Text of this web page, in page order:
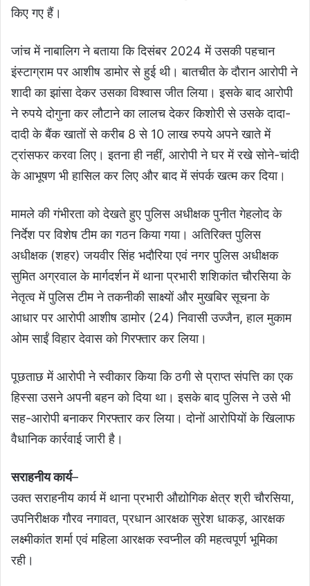
किए गए हैं।
जांच में नाबालिग ने बताया कि दिसंबर 2024 में उसकी पहचान
इंस्टाग्राम पर आशीष डामोर से हुई थी। बातचीत के दौरान आरोपी ने
शादी का झांसा देकर उसका विश्वास जीत लिया। इसके बाद आरोपी
ने रुपये दोगुना कर लौटाने का लालच देकर किशोरी से उसके दादा-
दादी के बैंक खातों से करीब 8 से 10 लाख रुपये अपने खाते में
ट्रांसफर करवा लिए। इतना ही नहीं, आरोपी ने घर में रखे सोने-चांदी
के आभूषण भी हासिल कर लिए और बाद में संपर्क खत्म कर दिया।
मामले की गंभीरता को देखते हुए पुलिस अधीक्षक पुनीत गेहलोद के
निर्देश पर विशेष टीम का गठन किया गया। अतिरिक्त पुलिस
अधीक्षक (शहर) जयवीर सिंह भदौरिया एवं नगर पुलिस अधीक्षक
सुमित अग्रवाल के मार्गदर्शन में थाना प्रभारी शशिकांत चौरसिया के
नेतृत्व में पुलिस टीम ने तकनीकी साक्ष्यों और मुखबिर सूचना के
आधार पर आरोपी आशीष डामोर (24) निवासी उज्जैन, हाल मुकाम
ओम साईं विहार देवास को गिरफ्तार कर लिया।
पूछताछ में आरोपी ने स्वीकार किया कि ठगी से प्राप्त संपत्ति का एक
हिस्सा उसने अपनी बहन को दिया था। इसके बाद पुलिस ने उसे भी
सह-आरोपी बनाकर गिरफ्तार कर लिया। दोनों आरोपियों के खिलाफ
वैधानिक कार्रवाई जारी है।
सराहनीय कार्य–
उक्त सराहनीय कार्य में थाना प्रभारी औद्योगिक क्षेत्र श्री चौरसिया,
उपनिरीक्षक गौरव नगावत, प्रधान आरक्षक सुरेश धाकड़, आरक्षक
लक्ष्मीकांत शर्मा एवं महिला आरक्षक स्वप्नील की महत्वपूर्ण भूमिका
रही।